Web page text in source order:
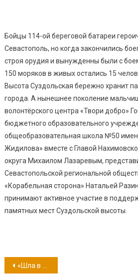
Бойцы 114-ой береговой батареи
Севастополь, но когда закончились
строя орудия и вынужденны были с
150 моряков в живых остались 15
Высота Суздольская бережно хранит
города. А нынешнее поколение
волонтёрского центра «Твори добро»
бюджетного образовательного
общеобразовательная школа №50
Жидилова» вместе с Главой
округа Михаилом Лазаревым,
Севастопольской региональной
«Корабельная сторона» Натальей
принимают активное участие в
памятных мест Суздольской высоты.
Навигация
«Шла в поход большая рать, чтоб от немцев защищать землю новгородскую»